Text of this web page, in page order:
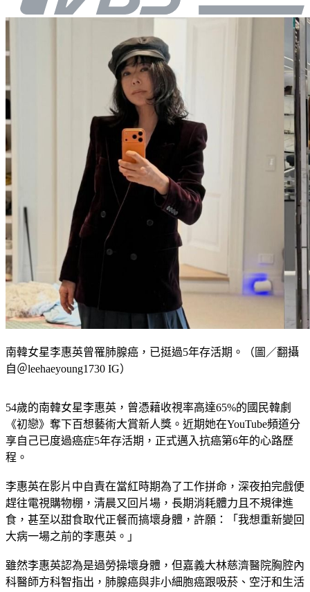
南韓女星李惠英曾罹肺腺癌，已挺過5年存活期。（圖／翻攝
自＠leehaeyoung1730 IG）
54歲的南韓女星李惠英，曾憑藉收視率高達65%的國民韓劇
《初戀》奪下百想藝術大賞新人獎。近期她在YouTube頻道分
享自己已度過癌症5年存活期，正式邁入抗癌第6年的心路歷
程。
李惠英在影片中自責在當紅時期為了工作拼命，深夜拍完戲便
趕往電視購物棚，清晨又回片場，長期消耗體力且不規律進
食，甚至以甜食取代正餐而搞壞身體，許願：「我想重新變回
大病一場之前的李惠英。」
雖然李惠英認為是過勞操壞身體，但嘉義大林慈濟醫院胸腔內
科醫師方科智指出，肺腺癌與非小細胞癌跟吸菸、空汙和生活